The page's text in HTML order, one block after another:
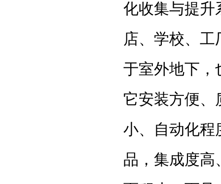
化收集与提升
店、学校、
于室外地下，
它安装方便、
小、自动化程
品，集成度高